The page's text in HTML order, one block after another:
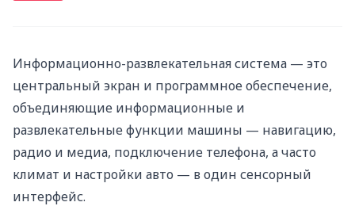
Информационно-развлекательная система — это
центральный экран и программное обеспечение,
объединяющие информационные и
развлекательные функции машины — навигацию,
радио и медиа, подключение телефона, а часто
климат и настройки авто — в один сенсорный
интерфейс.